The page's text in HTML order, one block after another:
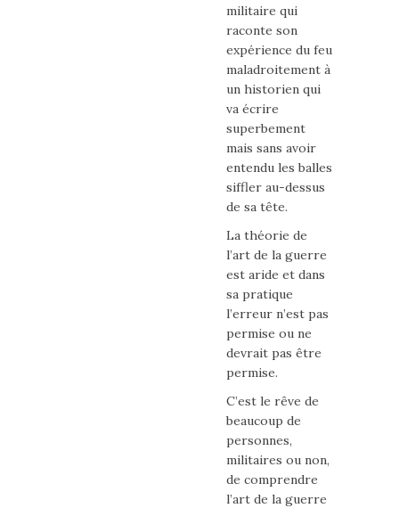
militaire qui
raconte son
expérience du feu
maladroitement à
un historien qui
va écrire
superbement
mais sans avoir
entendu les balles
siffler au-dessus
de sa tête.
La théorie de
l’art de la guerre
est aride et dans
sa pratique
l’erreur n’est pas
permise ou ne
devrait pas être
permise.
C’est le rêve de
beaucoup de
personnes,
militaires ou non,
de comprendre
l’art de la guerre